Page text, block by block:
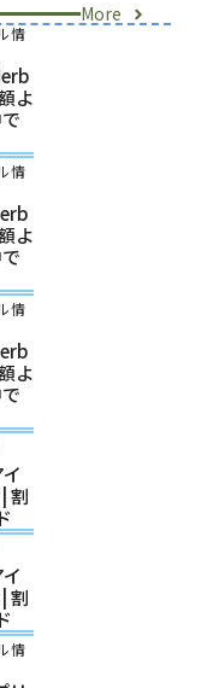
More
情
よ
情
よ
情
よ
割
割
情